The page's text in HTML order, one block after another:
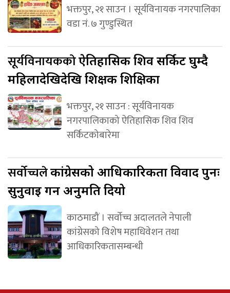
भक्तपुर, २१ साउन । सूर्यविनायक नगरपालिका
वडा नं. ७ गुण्डुस्थित
सूर्यविनायककोऐतिहासिक शिव सर्किट घुम्दै
महिलादेखिदेखि शिक्षक शिक्षिका
भक्तपुर, २१ साउन : सूर्यविनायक
नगरपालिकाको ऐतिहासिक शिव शिव
सर्किटकोबारेमा
सर्वोच्चलेकांग्रेसको आधिकारिकता विवाद पुनः
सुनुवाइ गर्न अनुमति दियो
काठमाडौं । सर्वोच्च अदालतले नेपाली
कांग्रेसको विशेष महाधिवेशन तथा
आधिकारिकतासम्बन्धी